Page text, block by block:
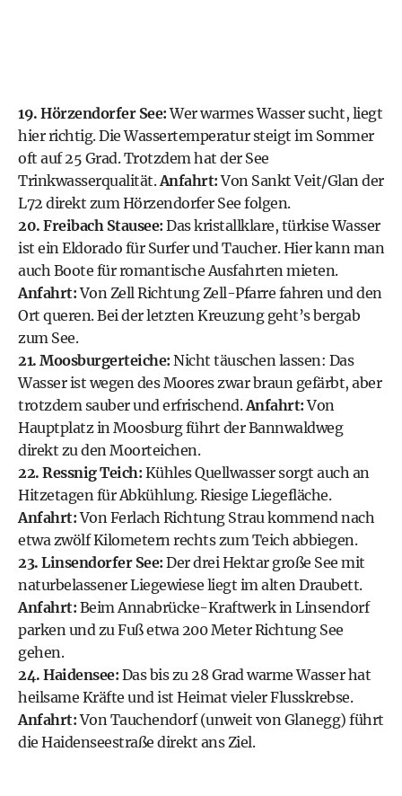
19. Hörzendorfer See:Wer warmes Wasser sucht, liegt
hier richtig. Die Wassertemperatur steigt im Sommer
oft auf 25 Grad. Trotzdem hat der See
Trinkwasserqualität.Anfahrt:Von Sankt Veit/Glan der
L72 direkt zum Hörzendorfer See folgen.
20. Freibach Stausee: Das kristallklare, türkise Wasser
ist ein Eldorado für Surfer und Taucher. Hier kann man
auch Boote für romantische Ausfahrten mieten.
Anfahrt:Von Zell Richtung Zell-Pfarre fahren und den
Ort queren. Bei der letzten Kreuzung geht’s bergab
zum See.
21. Moosburgerteiche: Nicht täuschen lassen: Das
Wasser ist wegen des Moores zwar braun gefärbt, aber
trotzdem sauber und erfrischend.Anfahrt:Von
Hauptplatz in Moosburg führt der Bannwaldweg
direkt zu den Moorteichen.
22. Ressnig Teich: Kühles Quellwasser sorgt auch an
Hitzetagen für Abkühlung. Riesige Liegefläche.
Anfahrt:Von Ferlach Richtung Strau kommend nach
etwa zwölf Kilometern rechts zum Teich abbiegen.
23. Linsendorfer See: Der drei Hektar große See mit
naturbelassener Liegewiese liegt im alten Draubett.
Anfahrt: Beim Annabrücke-Kraftwerk in Linsendorf
parken und zu Fuß etwa 200 Meter Richtung See
gehen.
24. Haidensee: Das bis zu 28 Grad warme Wasser hat
heilsame Kräfte und ist Heimat vieler Flusskrebse.
Anfahrt:Von Tauchendorf (unweit von Glanegg) führt
die Haidenseestraße direkt ans Ziel.